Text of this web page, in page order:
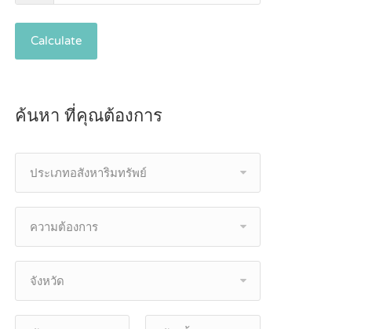
Calculate
ค้นหา ที่คุณต้องการ
ประเภทอสังหาริมทรัพย์
ความต้องการ
จังหวัด